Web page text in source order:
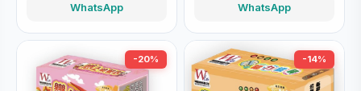
WhatsApp WhatsApp
-20% -14%